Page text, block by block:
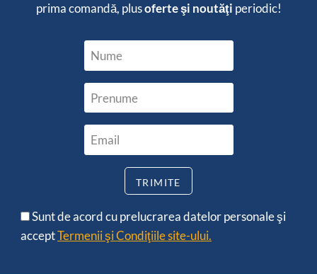
prima comandă, plusoferte şi noutăţi periodic!
Sunt de acord cu prelucrarea datelor personale şi
acceptTermenii şi Condiţiile site-ului.